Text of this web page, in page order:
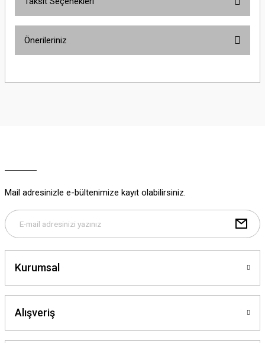
Önerileriniz
yetersiz gördüğünüz noktaları öneri formunu kullanarak tarafımıza
Bu ürüne benzer farklı alternatifler olmalı.
Mail adresinizle e-bültenimize kayıt olabilirsiniz.
Kurumsal
Alışveriş